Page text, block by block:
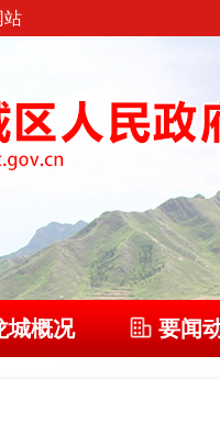
站
城概况 要闻